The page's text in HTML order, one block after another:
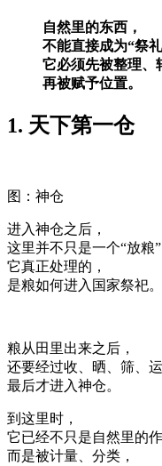
自然里的东西，
不能直接成为“祭礼
它必须先被整理、
再被赋予位置。
1. 天下第一仓
图：神仓
进入神仓之后，
这里并不只是一个“放粮”
它真正处理的，
是粮如何进入国家祭祀。
粮从田里出来之后，
还要经过收、晒、筛、运
最后才进入神仓。
到这里时，
它已经不只是自然里的作
而是被计量、分类，